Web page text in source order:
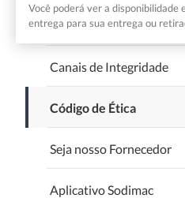
Você poderá ver a disponibilidade
entrega para sua entrega ou
Quem Somos
Canais de Integridade
Código de Ética
Seja nosso Fornecedor
Aplicativo Sodimac